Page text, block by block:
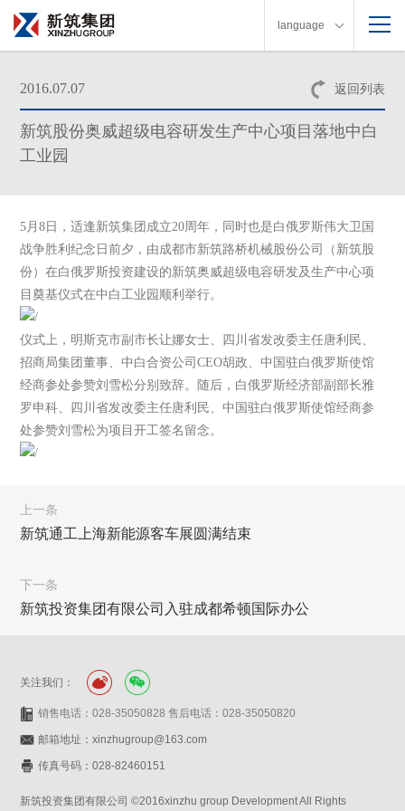
language
返回列表
2016.07.07
新筑股份奥威超级电容研发生产中心项目落地中白
工业园
5月8日，适逢新筑集团成立20周年，同时也是白俄罗斯伟大卫国
战争胜利纪念日前夕，由成都市新筑路桥机械股份公司（新筑股
份）在白俄罗斯投资建设的新筑奥威超级电容研发及生产中心项
目奠基仪式在中白工业园顺利举行。
仪式上，明斯克市副市长让娜女士、四川省发改委主任唐利民、
招商局集团董事、中白合资公司CEO胡政、中国驻白俄罗斯使馆
经商参处参赞刘雪松分别致辞。随后，白俄罗斯经济部副部长雅
罗申科、四川省发改委主任唐利民、中国驻白俄罗斯使馆经商参
处参赞刘雪松为项目开工签名留念。
上一条
新筑通工上海新能源客车展圆满结束
下一条
新筑投资集团有限公司入驻成都希顿国际办公
关注我们：
销售电话：028-35050828 售后电话：028-35050820
邮箱地址：xinzhugroup@163.com
传真号码：028-82460151
新筑投资集团有限公司 ©2016xinzhu group Development All Rights